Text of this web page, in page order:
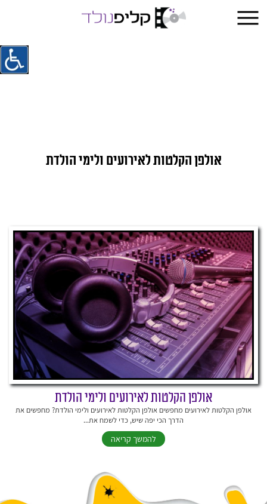
אולפן הקלטות לאירועים ולימי הולדת
אולפן הקלטות לאירועים ולימי הולדת
אולפן הקלטות לאירועים מחפשים אולפן הקלטות לאירועים ולימי הולדת? מחפשים את
הדרך הכי יפה שיש, כדי לשמח את...
להמשך קריאה